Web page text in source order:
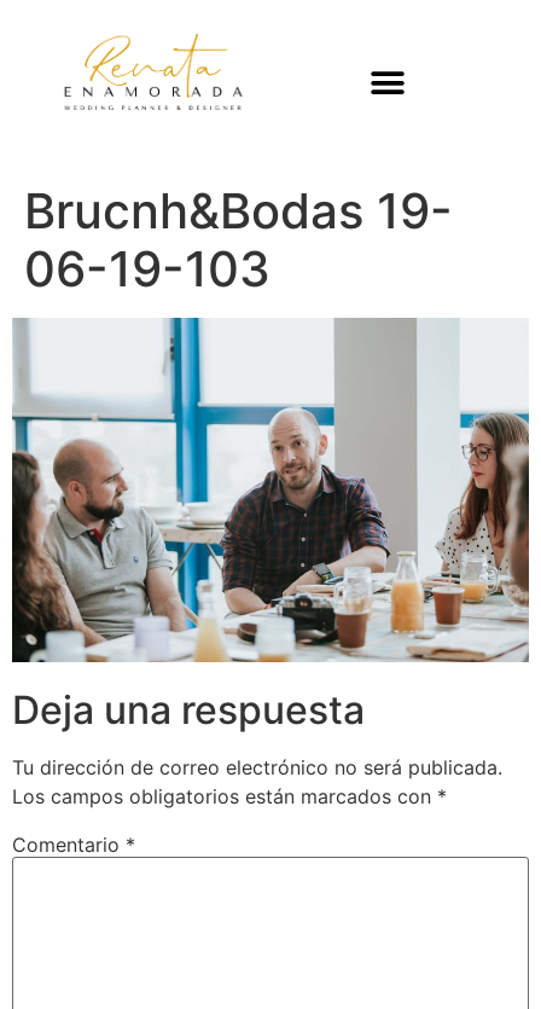
Brucnh&Bodas 19-
06-19-103
Deja una respuesta
Tu dirección de correo electrónico no será publicada.
Los campos obligatorios están marcados con *
Comentario *